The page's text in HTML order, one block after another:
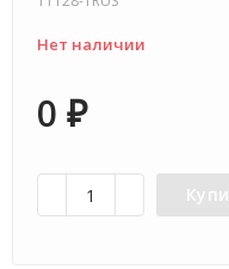
Нет наличии
0 ₽